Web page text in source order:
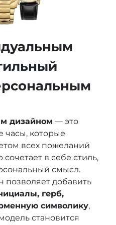
дизайном — это
часы, которые
всех пожеланий
сочетает в себе стиль,
смысл.
добавить
герб,
символику,
становится